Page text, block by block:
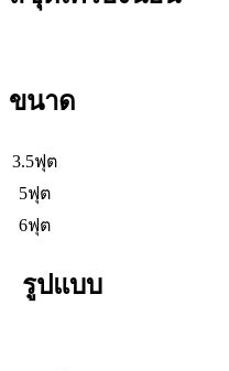
ขนาด
3.5ฟุต
5ฟุต
6ฟุต
รูปแบบ